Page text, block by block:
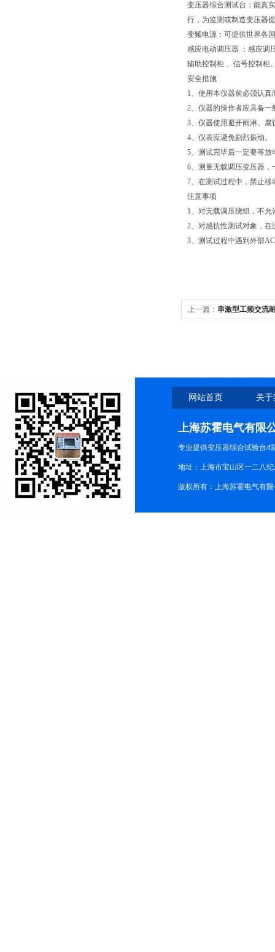
变压器综合测试台：能真
行，为监测或制造变压器
变频电源：可提供世界各
感应电动调压器 ：感应调
辅助控制柜 、信号控制柜
安全措施
1、使用本仪器前必须认真
2、仪器的操作者应具备
3、仪器使用避开雨淋、
4、仪表应避免剧烈振动。
5、测试完毕后一定要等
6、测量无载调压变压器
7、在测试过程中，禁止
注意事项
1、对无载调压绕组，不
2、对感抗性测试对象，
3、测试过程中遇到外部
上一篇： 串激型工频交流
网站首页 关
上海苏霍电气有限
专业提供变压器综合试验台/
地址：上海市宝山区一二八纪
版权所有：上海苏霍电气有